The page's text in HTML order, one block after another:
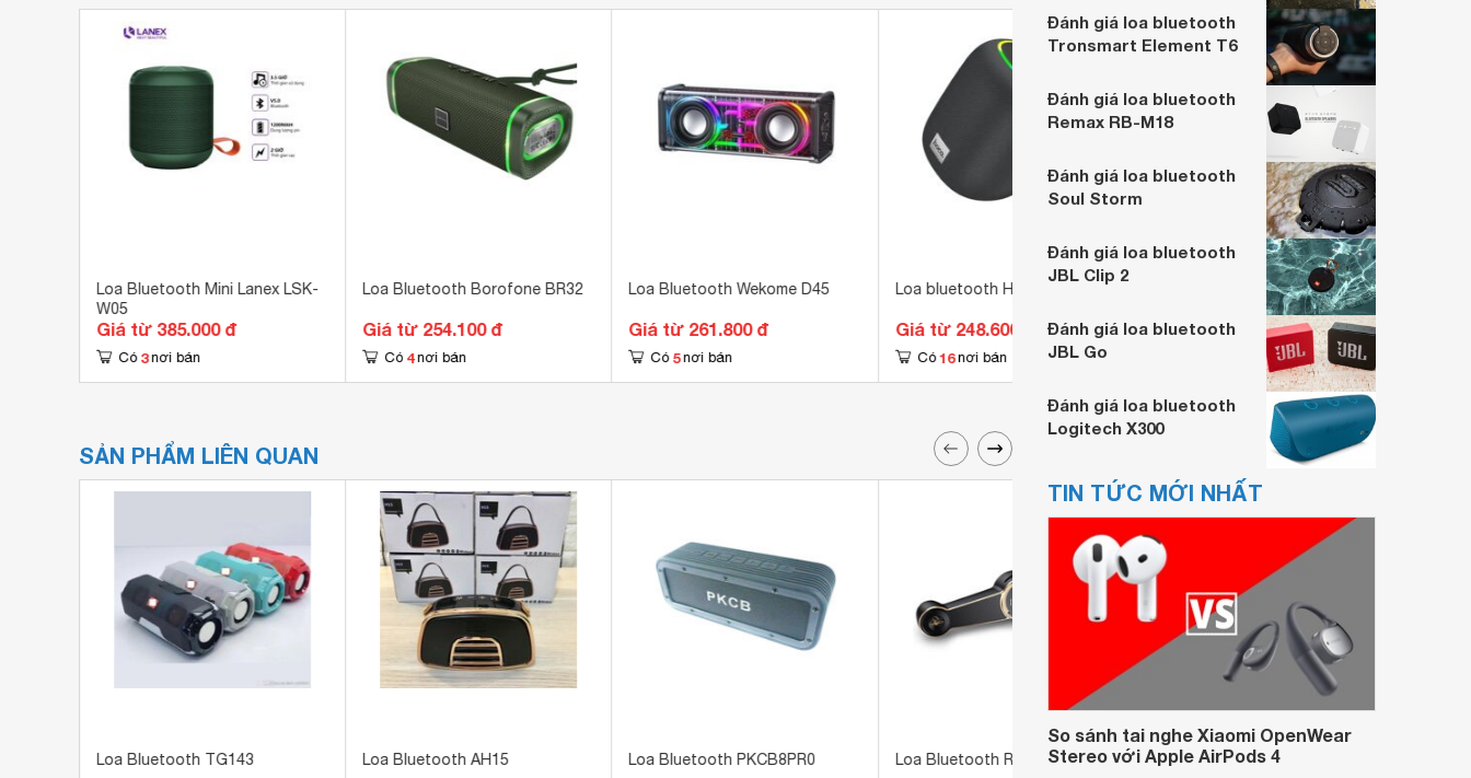
Loa Bluetooth Mini Lanex LSK-
W05
Giá từ 385.000 đ
Có 3 nơi bán
Loa Bluetooth Borofone BR32
Giá từ 254.100 đ
Có 4 nơi bán
Loa Bluetooth Wekome D45
Giá từ 261.800 đ
Có 5 nơi bán
Loa bluetooth Hoco HC14
Giá từ 248.600 đ
Có 16 nơi bán
Loa Bluetooth Hoco BS48
Giá từ 228.800 đ
SẢN PHẨM LIÊN QUAN
Loa Bluetooth TG143 Loa Bluetooth AH15 Loa Bluetooth PKCB8PR0 Loa Bluetooth RE0400 Loa Bluetooth WS100
Đánh giá loa bluetooth
Tronsmart Element T6
Đánh giá loa bluetooth
Remax RB-M18
Đánh giá loa bluetooth
Soul Storm
Đánh giá loa bluetooth
JBL Clip 2
Đánh giá loa bluetooth
JBL Go
Đánh giá loa bluetooth
Logitech X300
TIN TỨC MỚI NHẤT
So sánh tai nghe Xiaomi OpenWear
Stereo với Apple AirPods 4